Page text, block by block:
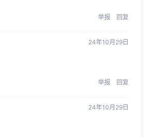
举报 回复
24年10月29日
举报 回复
24年10月29日